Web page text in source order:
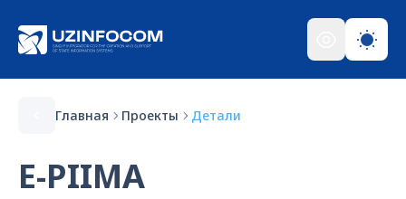
Главная Проекты Детали
E-PIIMA